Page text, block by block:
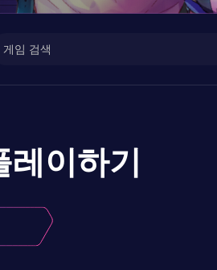
레이하기